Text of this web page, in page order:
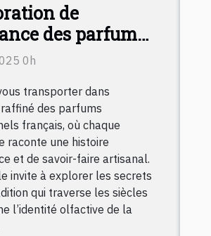
de
des parfums
français
0h
transporter dans
raffiné des parfums
français, où chaque
raconte une histoire
et de savoir-faire artisanal.
invite à explorer les secrets
qui traverse les siècles
l’identité olfactive de la